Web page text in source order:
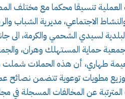
تنسيقا محكما مع مختلف
الاجتماعي، مديرية الشباب
لسيدي الشحمي والكرمة،
حماية المستهلك وهران،
طهاري، أن هذه الحملات شملت
مطويات توعوية تتضمن نصائح
المترتبة عن المخالفات المسجلة في